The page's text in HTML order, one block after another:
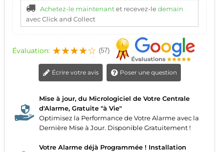
Achetez-le maintenantet recevez-ledemain
avec Click and Collect
Évaluation: (57)
Écrire votre avis Poser une question
Mise à jour, du Micrologiciel de Votre Centrale
d'Alarme, Gratuite "à Vie"
Optimisez la Performance de Votre Alarme avec la
Dernière Mise à Jour. Disponible Gratuitement !
Votre Alarme déjà Programmée ! Installation